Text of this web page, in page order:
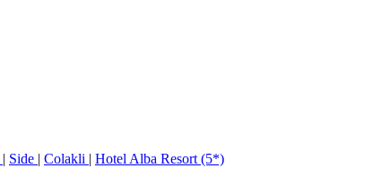
| Side | Colakli | Hotel Alba Resort (5*)